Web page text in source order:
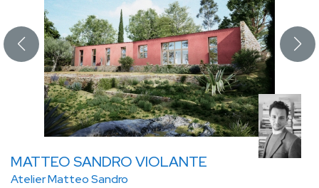
MATTEO SANDRO VIOLANTE
Atelier Matteo Sandro